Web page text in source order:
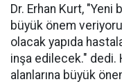
Dr. Erhan Kurt,
büyük önem
olacak yapıda
inşa edilecek." dedi.
alanlarına büyük